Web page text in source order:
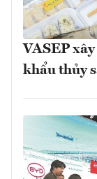
VASEP
khẩu thủy